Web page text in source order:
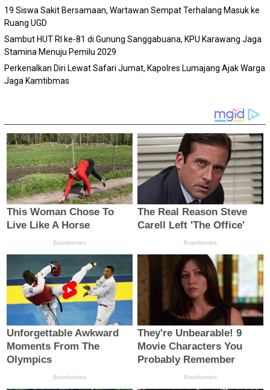
19 Siswa Sakit Bersamaan, Wartawan Sempat Terhalang Masuk ke
Ruang UGD
Sambut HUT RI ke-81 di Gunung Sanggabuana, KPU Karawang Jaga
Stamina Menuju Pemilu 2029
Perkenalkan Diri Lewat Safari Jumat, Kapolres Lumajang Ajak Warga
Jaga Kamtibmas